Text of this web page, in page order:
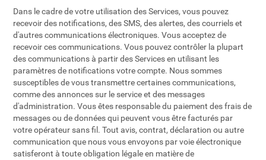
Dans le cadre de votre utilisation des Services, vous pouvez
recevoir des notifications, des SMS, des alertes, des courriels et
d'autres communications électroniques. Vous acceptez de
recevoir ces communications. Vous pouvez contrôler la plupart
des communications à partir des Services en utilisant les
paramètres de notifications votre compte. Nous sommes
susceptibles de vous transmettre certaines communications,
comme des annonces sur le service et des messages
d'administration. Vous êtes responsable du paiement des frais de
messages ou de données qui peuvent vous être facturés par
votre opérateur sans fil. Tout avis, contrat, déclaration ou autre
communication que nous vous envoyons par voie électronique
satisferont à toute obligation légale en matière de